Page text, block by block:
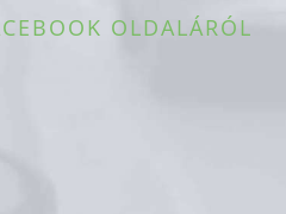
OLDALÁRÓL